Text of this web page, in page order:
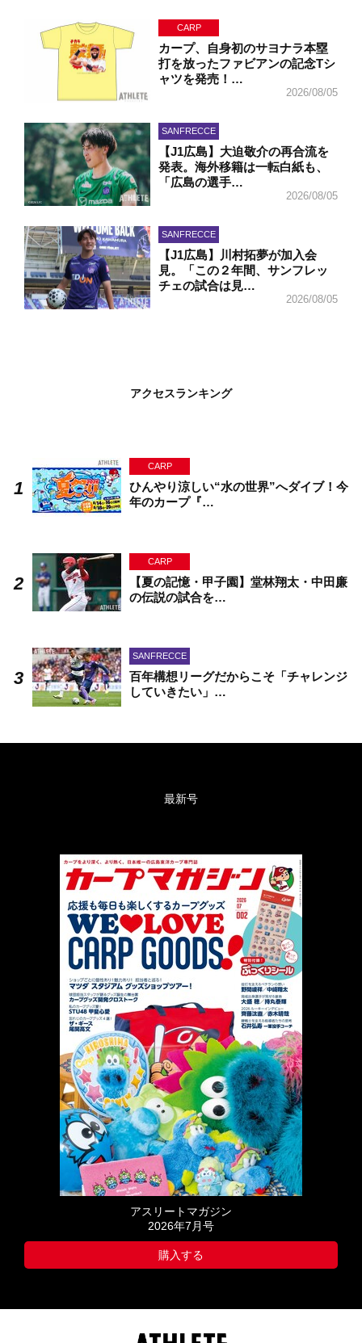
CARP
カープ、自身初のサヨナラ本塁
打を放ったファビアンの記念Tシ
ャツを発売！…
2026/08/05
SANFRECCE
【J1広島】大迫敬介の再合流を
発表。海外移籍は一転白紙も、
「広島の選手…
2026/08/05
SANFRECCE
【J1広島】川村拓夢が加入会
見。「この２年間、サンフレッ
チェの試合は見…
2026/08/05
アクセスランキング
CARP
ひんやり涼しい“水の世界”へダイブ！今
年のカープ『…
CARP
【夏の記憶・甲子園】堂林翔太・中田廉
の伝説の試合を…
SANFRECCE
百年構想リーグだからこそ「チャレンジ
していきたい」…
最新号
アスリートマガジン
2026年7月号
購入する